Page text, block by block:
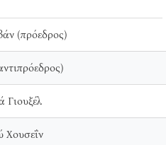
(πρόεδρος)
Γιουξέλ
Χουσεΐν